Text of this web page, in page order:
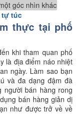
tự túc
thực tại phố
khi tham quan phố
là địa điểm náo nhiệt
ngày. Làm sao bạn
và đa dạng đậm đà
người bán hàng rong
bán hàng giản dị
như được trở về về